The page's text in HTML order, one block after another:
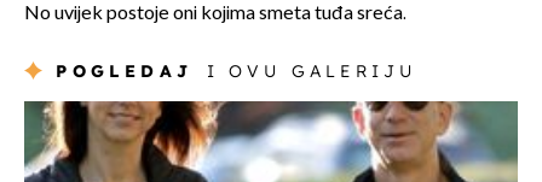
No uvijek postoje oni kojima smeta tuđa sreća.
POGLEDAJ I OVU GALERIJU